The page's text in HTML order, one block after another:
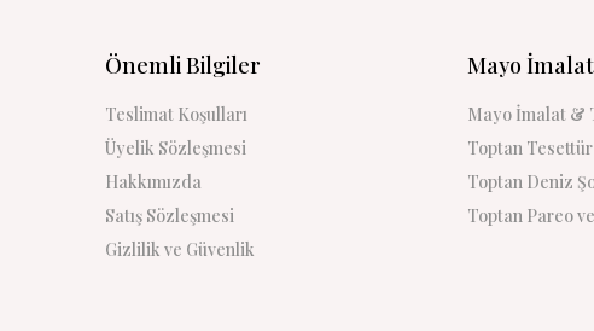
Önemli Bilgiler
Teslimat Koşulları
Üyelik Sözleşmesi
Hakkımızda
Satış Sözleşmesi
Gizlilik ve Güvenlik
Mayo
Mayo İmalat &
Toptan Tesettür
Toptan Deniz
Toptan Pareo